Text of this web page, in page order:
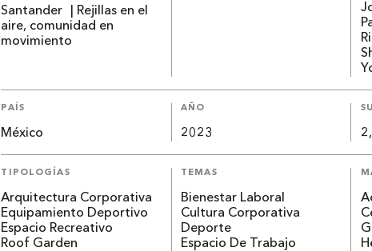
Santander | Rejillas en el
aire, comunidad en
movimiento
PAÍS
México
AÑO
2023
TIPOLOGÍAS
Arquitectura Corporativa
Equipamiento Deportivo
Espacio Recreativo
Roof Garden
TEMAS
Bienestar Laboral
Cultura Corporativa
Deporte
Espacio De Trabajo